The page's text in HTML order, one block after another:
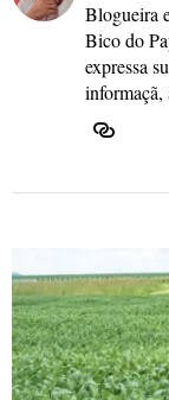
Blogueira
Bico do
expressa
informaçã,